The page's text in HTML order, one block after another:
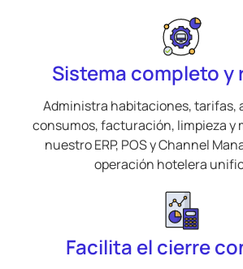
Sistema completo y
Administra habitaciones, tarifas,
consumos, facturación, limpieza y
nuestro ERP, POS y Channel
operación hotelera
Facilita el cierre